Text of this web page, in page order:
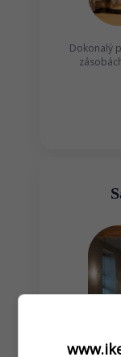
Dokonalý